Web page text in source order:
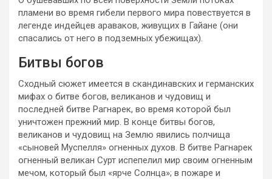
пламени во время гибели первого мира повествуется в
легенде индейцев араваков, живущих в Гайане (они
спасались от него в подземных убежищах).
Битвы богов
Сходный сюжет имеется в скандинавских и германских
мифах о битве богов, великанов и чудовищ и
последней битве Рагнарек, во время которой был
уничтожен прежний мир. В конце битвы богов,
великанов и чудовищ на Землю явились полчища
«сыновей Муспелля» огненных духов. В битве Рагнарек
огненный великан Сурт испепелил мир своим огненным
мечом, который был «ярче Солнца»; в пожаре и